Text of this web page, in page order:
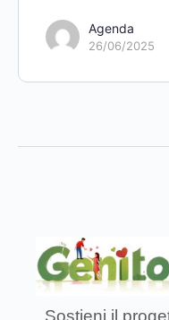
Agenda
26/06/2025
Sostieni il